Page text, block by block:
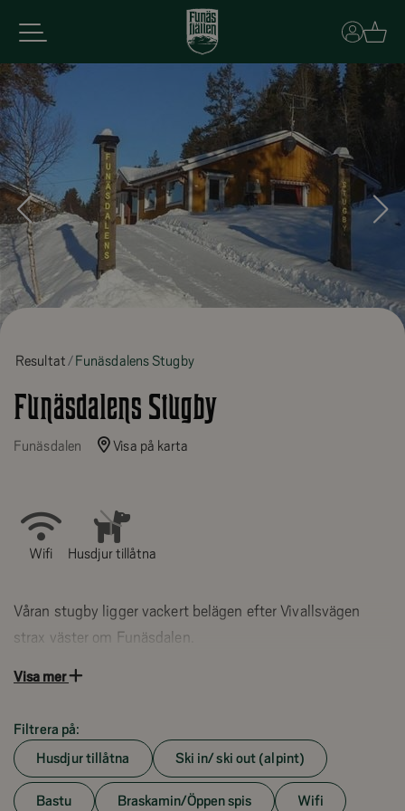
Basket
Resultat Funäsdalens Stugby
Funäsdalens Stugby
Funäsdalen Visa på karta
Wifi Husdjur tillåtna
Våran stugby ligger vackert belägen efter Vivallsvägen
strax väster om Funäsdalen.
Husdjur välkomna
Skoterled i direkt anslutning till stugbyn och ca 2 km till
Visa mer
Filtrera på:
Husdjur tillåtna
Ski in/ ski out (alpint)
Bastu Braskamin/Öppen spis Wifi